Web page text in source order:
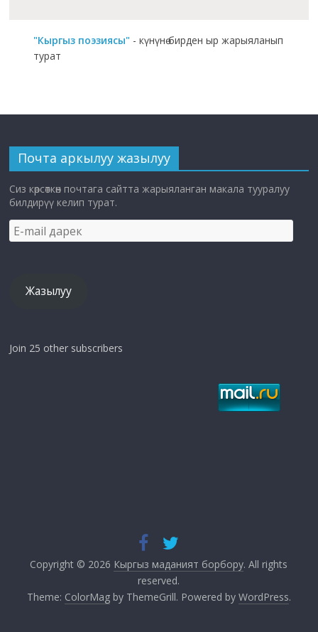
"Кыргыз поэзиясы" - күнүнө бирден ыр жарыяланып
турат
Почта аркылуу жазылуу
Сиз көрсөткөн почтага сайтта жарыяланган макала тууралуу
билдирүү келип турат.
E-
mail
Жазылуу
Join 25 other subscribers
Copyright © 2026 Кыргыз маданият борбору. All rights
reserved.
Theme: ColorMagby ThemeGrill. Powered by WordPress.